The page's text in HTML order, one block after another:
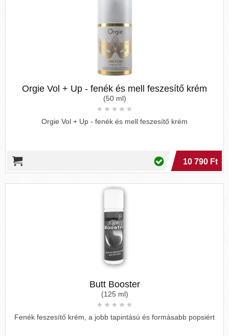
Orgie Vol + Up - fenék és mell feszesítő krém
(50 ml)
Orgie Vol + Up - fenék és mell feszesítő krém
10 790 Ft
Butt Booster
(125 ml)
Fenék feszesítő krém, a jobb tapintású és formásabb popsiért